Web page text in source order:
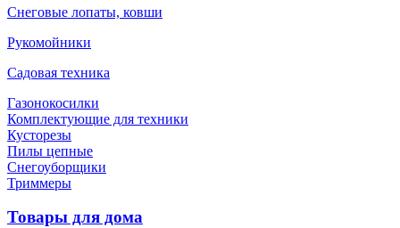
Снеговые лопаты, ковши
Рукомойники
Садовая техника
Газонокосилки
Комплектующие для техники
Кусторезы
Пилы цепные
Снегоуборщики
Триммеры
Товары для дома